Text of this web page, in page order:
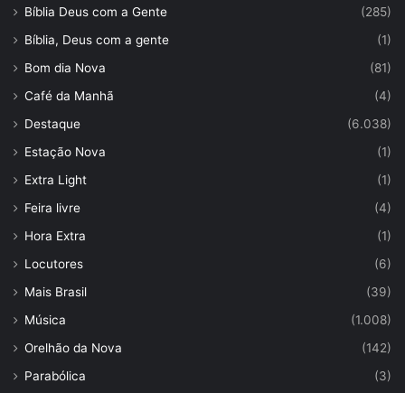
Bíblia Deus com a Gente
(285)
Bíblia, Deus com a gente
(1)
Bom dia Nova
(81)
Café da Manhã
(4)
Destaque
(6.038)
Estação Nova
(1)
Extra Light
(1)
Feira livre
(4)
Hora Extra
(1)
Locutores
(6)
Mais Brasil
(39)
Música
(1.008)
Orelhão da Nova
(142)
Parabólica
(3)